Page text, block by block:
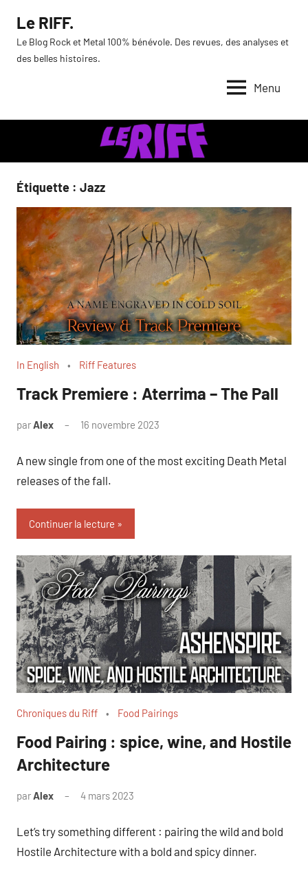
contenu
Le RIFF.
Le Blog Rock et Metal 100% bénévole. Des revues, des analyses et
des belles histoires.
Menu
Étiquette : Jazz
In English Riff Features
Track Premiere : Aterrima – The Pall
parAlex 16 novembre 2023
A new single from one of the most exciting Death Metal
releases of the fall.
Continuer la lecture
Chroniques du Riff Food Pairings
Food Pairing : spice, wine, and Hostile
Architecture
parAlex 4 mars 2023
Let’s try something different : pairing the wild and bold
Hostile Architecture with a bold and spicy dinner.